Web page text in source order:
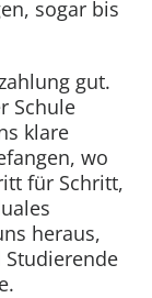
sogar bis
gut.
Schule
klare
wo
für Schritt,
heraus,
Studierende